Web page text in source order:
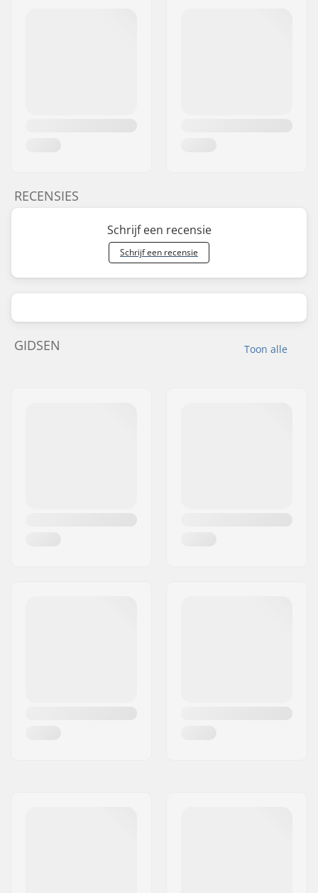
RECENSIES
Schrijf een recensie
Schrijf een recensie
Toon alle
GIDSEN